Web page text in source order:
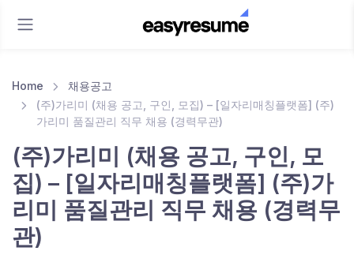
Home
채용공고
(주)가리미 (채용 공고, 구인, 모집) – [일자리매칭플랫폼] (주)
가리미 품질관리 직무 채용 (경력무관)
(주)가리미 (채용 공고, 구인, 모
집) – [일자리매칭플랫폼] (주)가
리미 품질관리 직무 채용 (경력무
관)